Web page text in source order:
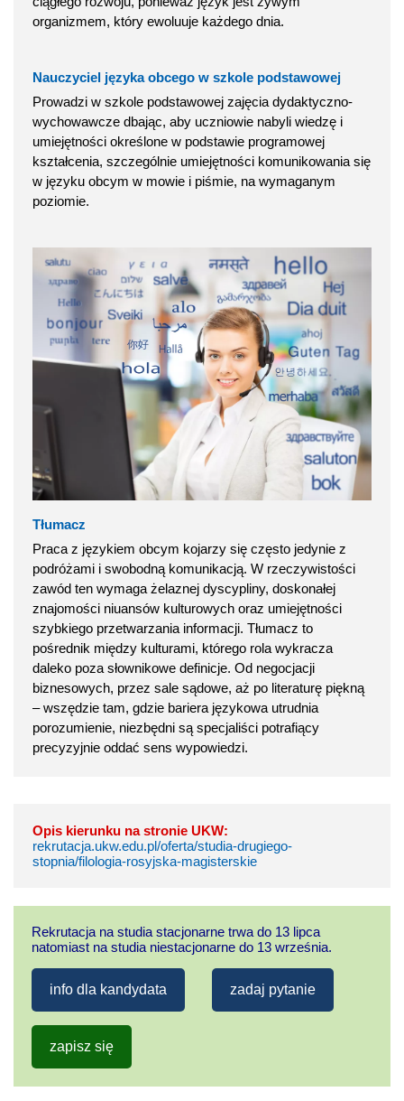
organizmem, który ewoluuje każdego dnia.
Nauczyciel języka obcego w szkole podstawowej
Prowadzi w szkole podstawowej zajęcia dydaktyczno-
wychowawcze dbając, aby uczniowie nabyli wiedzę i
umiejętności określone w podstawie programowej
kształcenia, szczególnie umiejętności komunikowania się
w języku obcym w mowie i piśmie, na wymaganym
poziomie.
Tłumacz
Praca z językiem obcym kojarzy się często jedynie z
podróżami i swobodną komunikacją. W rzeczywistości
zawód ten wymaga żelaznej dyscypliny, doskonałej
znajomości niuansów kulturowych oraz umiejętności
szybkiego przetwarzania informacji. Tłumacz to
pośrednik między kulturami, którego rola wykracza
daleko poza słownikowe definicje. Od negocjacji
biznesowych, przez sale sądowe, aż po literaturę piękną
– wszędzie tam, gdzie bariera językowa utrudnia
porozumienie, niezbędni są specjaliści potrafiący
precyzyjnie oddać sens wypowiedzi.
Opis kierunku na stronie UKW:
rekrutacja.ukw.edu.pl/oferta/studia-drugiego-
stopnia/filologia-rosyjska-magisterskie
Rekrutacja na studia stacjonarne trwa do 13 lipca
natomiast na studia niestacjonarne do 13 września.
info dla kandydata zadaj pytanie
zapisz się